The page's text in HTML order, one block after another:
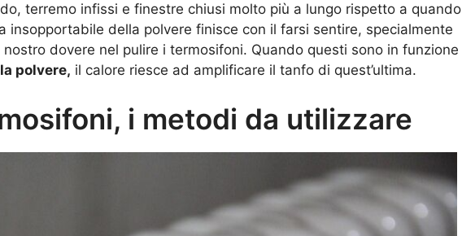
terremo infissi e finestre chiusi molto più a lungo rispetto a quando
insopportabile della polvere finisce con il farsi sentire, specialmente
dovere nel pulire i termosifoni. Quando questi sono in funzione
polvere, il calore riesce ad amplificare il tanfo di quest’ultima.
i metodi da utilizzare